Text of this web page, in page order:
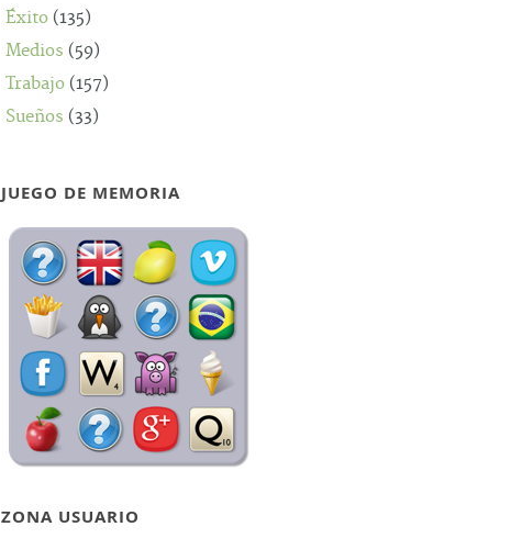
Éxito (135)
Medios (59)
Trabajo (157)
Sueños (33)
JUEGO DE MEMORIA
ZONA USUARIO